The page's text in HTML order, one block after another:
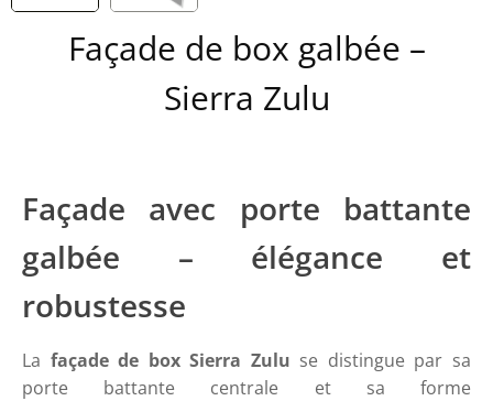
Façade de box galbée –
Sierra Zulu
Façade avec porte battante
galbée – élégance et
robustesse
La façade de box Sierra Zulu se distingue par sa
porte battante centrale et sa forme